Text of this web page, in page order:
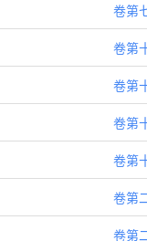
卷第
卷第
卷第
卷第
卷第
卷第
卷第